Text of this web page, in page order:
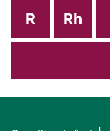
R Rh